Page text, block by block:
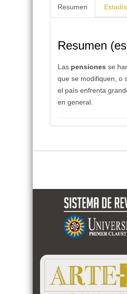
Resumen
Resumen
Las pensiones se
que se modifiquen, o
el país enfrenta
en general.